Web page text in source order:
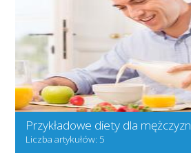
Przykładowe diety dla mężczyzn
Liczba artykułów: 5